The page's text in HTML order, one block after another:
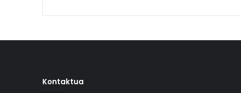
Kontaktua